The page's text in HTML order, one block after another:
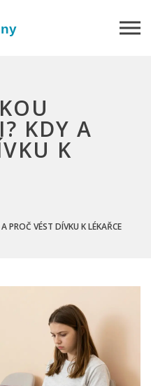
KDY A
K
PROČ VÉST DÍVKU K LÉKAŘCE